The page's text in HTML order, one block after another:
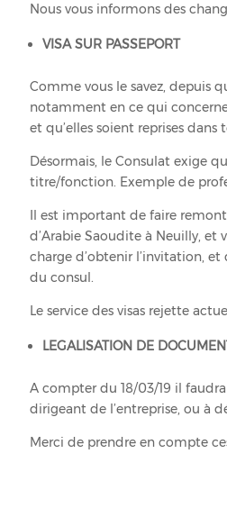
Nous vous informons des
VISA SUR PASSEPORT
Comme vous le savez, depuis
notamment en ce qui
et qu’elles soient reprises
Désormais, le Consulat exige
titre/fonction. Exemple de
Il est important de faire
d’Arabie Saoudite à Neuilly,
charge d’obtenir l’invitation,
du consul.
Le service des visas rejette
LEGALISATION DE
A compter du 18/03/19 il
dirigeant de l’entreprise, ou à
Merci de prendre en compte